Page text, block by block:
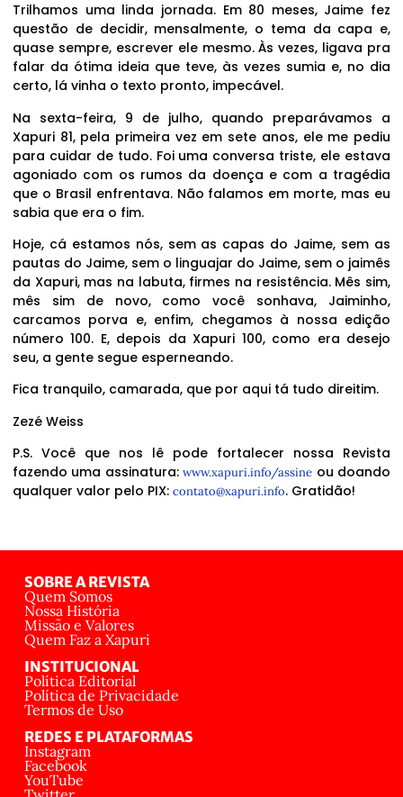
Trilhamos uma linda jornada. Em 80 meses, Jaime fez
questão de decidir, mensalmente, o tema da capa e,
quase sempre, escrever ele mesmo. Às vezes, ligava pra
falar da ótima ideia que teve, às vezes sumia e, no dia
certo, lá vinha o texto pronto, impecável.
Na sexta-feira, 9 de julho, quando preparávamos a
Xapuri 81, pela primeira vez em sete anos, ele me pediu
para cuidar de tudo. Foi uma conversa triste, ele estava
agoniado com os rumos da doença e com a tragédia
que o Brasil enfrentava. Não falamos em morte, mas eu
sabia que era o fim.
Hoje, cá estamos nós, sem as capas do Jaime, sem as
pautas do Jaime, sem o linguajar do Jaime, sem o jaimês
da Xapuri, mas na labuta, firmes na resistência. Mês sim,
mês sim de novo, como você sonhava, Jaiminho,
carcamos porva e, enfim, chegamos à nossa edição
número 100. E, depois da Xapuri 100, como era desejo
seu, a gente segue esperneando.
Fica tranquilo, camarada, que por aqui tá tudo direitim.
Zezé Weiss
P.S. Você que nos lê pode fortalecer nossa Revista
fazendo uma assinatura:www.xapuri.info/assine ou doando
qualquer valor pelo PIX: contato@xapuri.info. Gratidão!
SOBRE A REVISTA
Quem Somos
Nossa História
Missão e Valores
Quem Faz a Xapuri
INSTITUCIONAL
Política Editorial
Política de Privacidade
Termos de Uso
REDES E PLATAFORMAS
Instagram
Facebook
YouTube